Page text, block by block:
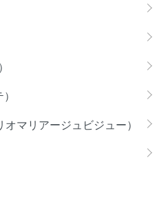
マリアージュビジュー）